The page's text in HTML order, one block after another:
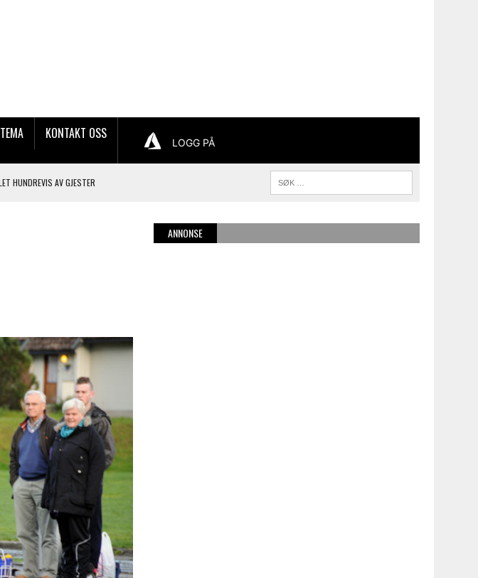
TEMA KONTAKT OSS
LOGG PÅ
ANNONSE